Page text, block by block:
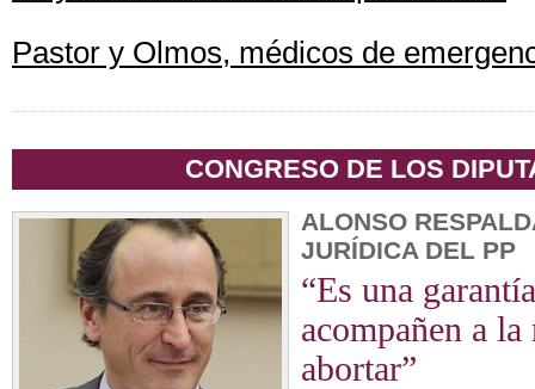
Pastor y Olmos, médicos de
CONGRESO DE LOS
ALONSO
JURÍDICA DEL PP
“Es una
acompañen a
abortar”